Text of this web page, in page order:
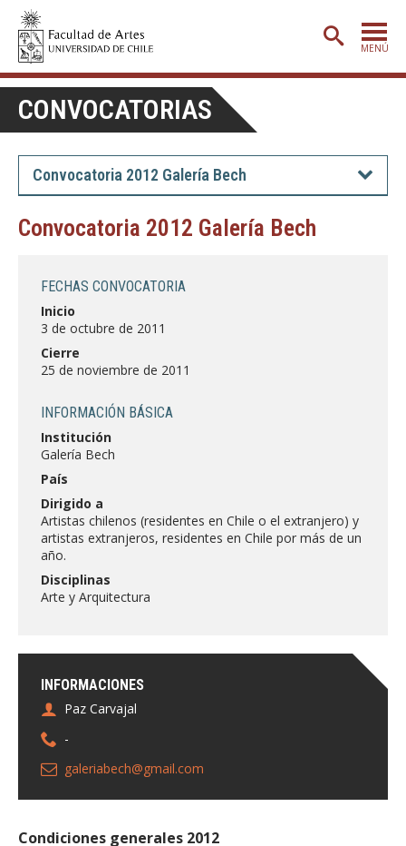
MENÚ
PORTADA
ADMISIÓN
ETAPA BÁSICA
CARRERAS
POSTGRADO
DEPARTAMENTOS
FACULTAD
Estudiantes
CONVOCATORIAS
Convocatoria 2012 Galería Bech
Convocatoria 2012 Galería Bech
INFORMACIONES
Paz Carvajal
-
galeriabech@gmail.com
FECHAS CONVOCATORIA
Inicio
3 de octubre de 2011
Cierre
25 de noviembre de 2011
INFORMACIÓN BÁSICA
Institución
Galería Bech
País
Dirigido a
Artistas chilenos (residentes en Chile o el extranjero) y
artistas extranjeros, residentes en Chile por más de un
año.
Disciplinas
Arte y Arquitectura
Condiciones generales 2012